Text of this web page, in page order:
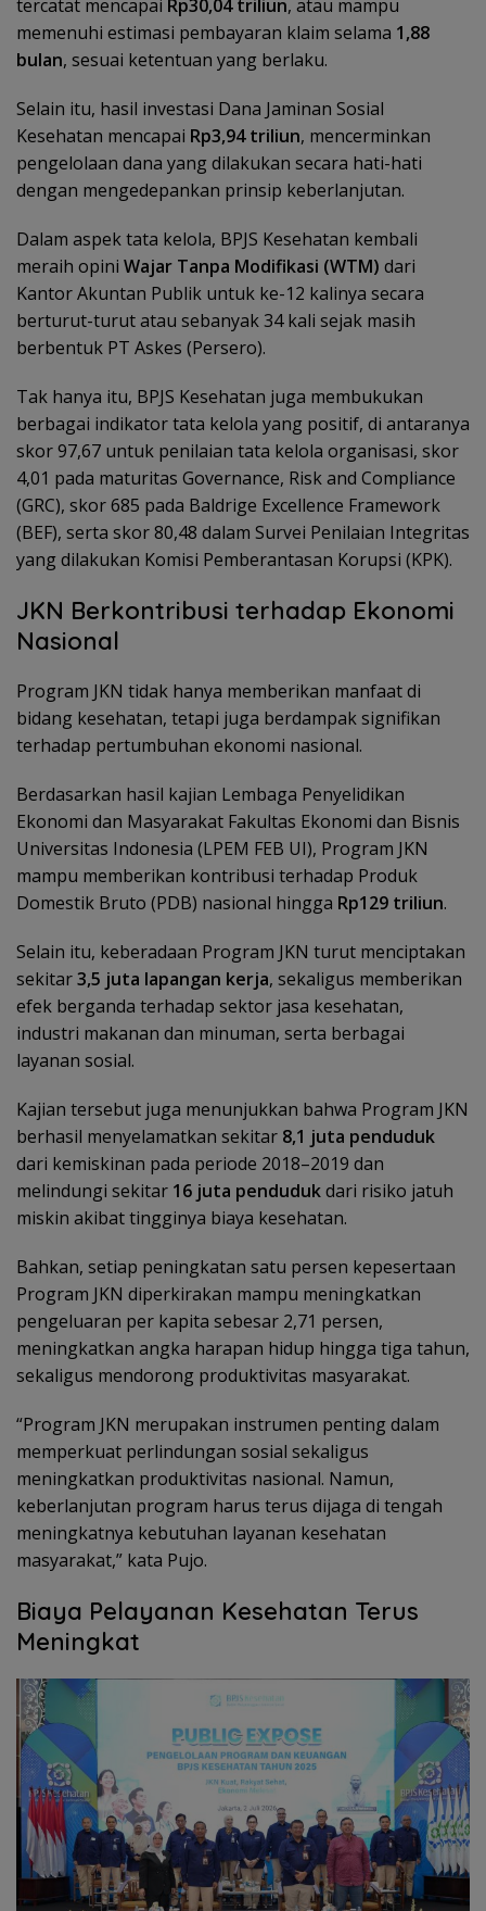
tercatat mencapai Rp30,04 triliun, atau mampu
memenuhi estimasi pembayaran klaim selama 1,88
bulan, sesuai ketentuan yang berlaku.
Selain itu, hasil investasi Dana Jaminan Sosial
Kesehatan mencapai Rp3,94 triliun, mencerminkan
pengelolaan dana yang dilakukan secara hati-hati
dengan mengedepankan prinsip keberlanjutan.
Dalam aspek tata kelola, BPJS Kesehatan kembali
meraih opini Wajar Tanpa Modifikasi (WTM) dari
Kantor Akuntan Publik untuk ke-12 kalinya secara
berturut-turut atau sebanyak 34 kali sejak masih
berbentuk PT Askes (Persero).
Tak hanya itu, BPJS Kesehatan juga membukukan
berbagai indikator tata kelola yang positif, di antaranya
skor 97,67 untuk penilaian tata kelola organisasi, skor
4,01 pada maturitas Governance, Risk and Compliance
(GRC), skor 685 pada Baldrige Excellence Framework
(BEF), serta skor 80,48 dalam Survei Penilaian Integritas
yang dilakukan Komisi Pemberantasan Korupsi (KPK).
JKN Berkontribusi terhadap Ekonomi
Nasional
Program JKN tidak hanya memberikan manfaat di
bidang kesehatan, tetapi juga berdampak signifikan
terhadap pertumbuhan ekonomi nasional.
Berdasarkan hasil kajian Lembaga Penyelidikan
Ekonomi dan Masyarakat Fakultas Ekonomi dan Bisnis
Universitas Indonesia (LPEM FEB UI), Program JKN
mampu memberikan kontribusi terhadap Produk
Domestik Bruto (PDB) nasional hingga Rp129 triliun.
Selain itu, keberadaan Program JKN turut menciptakan
sekitar3,5 juta lapangan kerja, sekaligus memberikan
efek berganda terhadap sektor jasa kesehatan,
industri makanan dan minuman, serta berbagai
layanan sosial.
Kajian tersebut juga menunjukkan bahwa Program JKN
berhasil menyelamatkan sekitar 8,1 juta penduduk
dari kemiskinan pada periode 2018–2019 dan
melindungi sekitar 16 juta pendudukdari risiko jatuh
miskin akibat tingginya biaya kesehatan.
Bahkan, setiap peningkatan satu persen kepesertaan
Program JKN diperkirakan mampu meningkatkan
pengeluaran per kapita sebesar 2,71 persen,
meningkatkan angka harapan hidup hingga tiga tahun,
sekaligus mendorong produktivitas masyarakat.
“Program JKN merupakan instrumen penting dalam
memperkuat perlindungan sosial sekaligus
meningkatkan produktivitas nasional. Namun,
keberlanjutan program harus terus dijaga di tengah
meningkatnya kebutuhan layanan kesehatan
masyarakat,” kata Pujo.
Biaya Pelayanan Kesehatan Terus
Meningkat